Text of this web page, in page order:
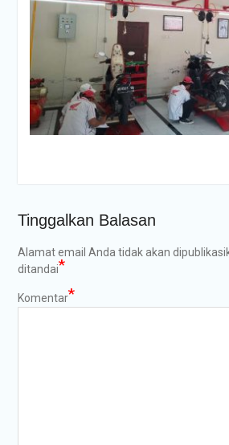
Tinggalkan Balasan
Alamat email Anda tidak akan
ditandai*
Komentar*